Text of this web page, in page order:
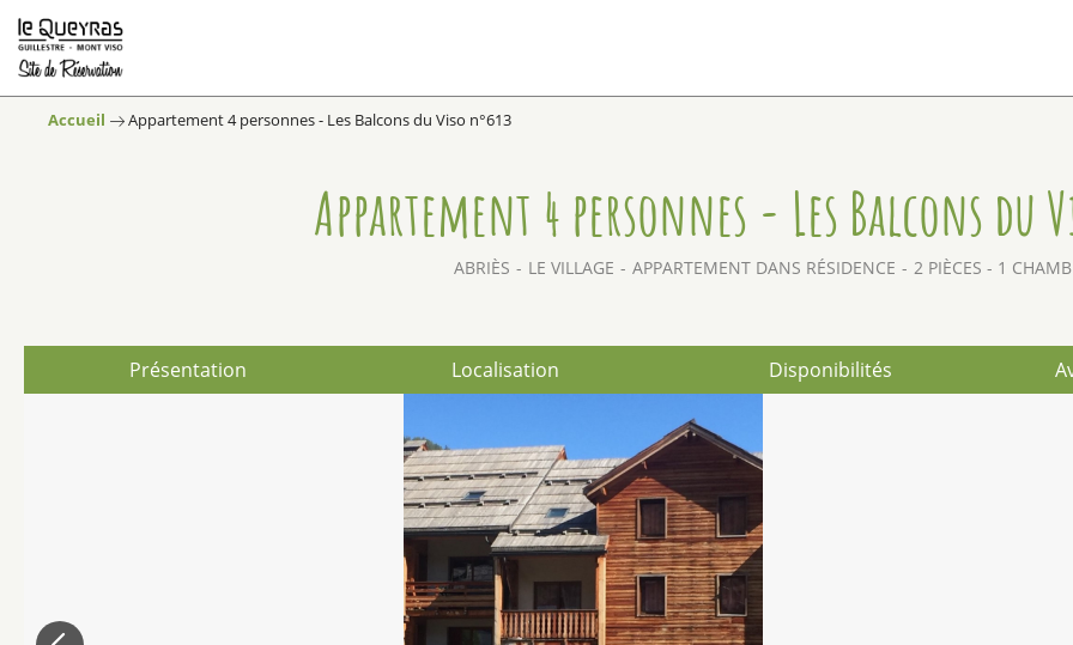
Accueil Appartement 4 personnes - Les Balcons du Viso n°613
Appartement 4 personnes - Les Balcons du
ABRIÈS LE VILLAGE APPARTEMENT DANS RÉSIDENCE 2 PIÈCES - 1
Présentation Localisation Disponibilités